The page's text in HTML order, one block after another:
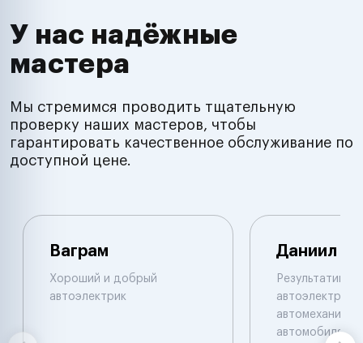
У нас надёжные
мастера
Мы стремимся проводить тщательную
проверку наших мастеров, чтобы
гарантировать качественное обслуживание по
доступной цене.
Ваграм
Хороший и добрый
автоэлектрик
Даниил
автоэлектрик и
автомеханик
автомобилям.